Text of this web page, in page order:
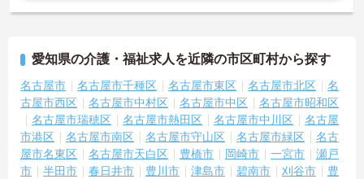
★おすすめPOINT★
実施し、ｅラーニングを用いた学習の機会も提供されます
・施設内には看護師が24時間常駐しており、急変時の対応や専門的
な医療処置は看護師が担当するため負担が減ります
・介護スタッフと看護スタッフの比率が1対1で相談しやすく、初任
者研修や実務者研修からでも着実に専門性を高められます
＜残業月7時間以下で身体の負担を軽減！＞
・常勤で働くスタッフの比率が90パーセント以上と高く、急なシフ
ト変更や無理な長時間勤務が発生しにくい人員体制です
愛知県の介護・福祉求人を近隣の市区町村から探す
名古屋市 名古屋市千種区 名古屋市東区 名古屋市北区
名
古屋市西区
名古屋市中村区 名古屋市中区
名古屋市昭和区
名古屋市瑞穂区
名古屋市熱田区 名古屋市中川区
名古屋
市港区
名古屋市南区 名古屋市守山区 名古屋市緑区
名古
屋市名東区
名古屋市天白区 豊橋市 岡崎市 一宮市
瀬戸
市
半田市 春日井市 豊川市 津島市 碧南市 刈谷市
豊